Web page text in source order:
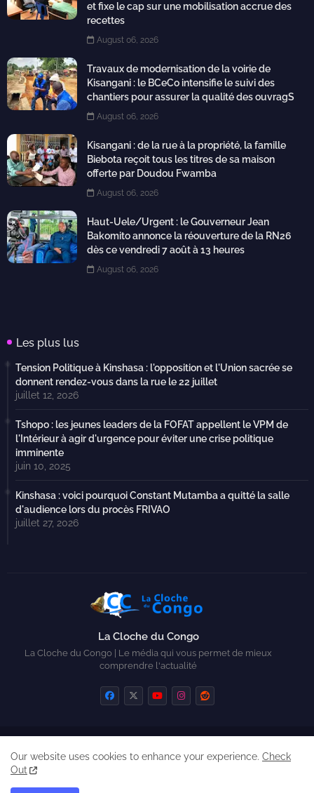
et fixe le cap sur une mobilisation accrue des
recettes
August 06, 2026
Travaux de modernisation de la voirie de
Kisangani : le BCeCo intensifie le suivi des
chantiers pour assurer la qualité des ouvragS
August 06, 2026
Kisangani : de la rue à la propriété, la famille
Biebota reçoit tous les titres de sa maison
offerte par Doudou Fwamba
August 06, 2026
Haut-Uele/Urgent : le Gouverneur Jean
Bakomito annonce la réouverture de la RN26
dès ce vendredi 7 août à 13 heures
August 06, 2026
Les plus lus
Tension Politique à Kinshasa : l'opposition et l'Union sacrée se
donnent rendez-vous dans la rue le 22 juillet
juillet 12, 2026
Tshopo : les jeunes leaders de la FOFAT appellent le VPM de
l'Intérieur à agir d'urgence pour éviter une crise politique
imminente
juin 10, 2025
Kinshasa : voici pourquoi Constant Mutamba a quitté la salle
d'audience lors du procès FRIVAO
juillet 27, 2026
La Cloche du Congo
La Cloche du Congo | Le média qui vous permet de mieux
comprendre l'actualité
Our website uses cookies to enhance your experience. Check
Out